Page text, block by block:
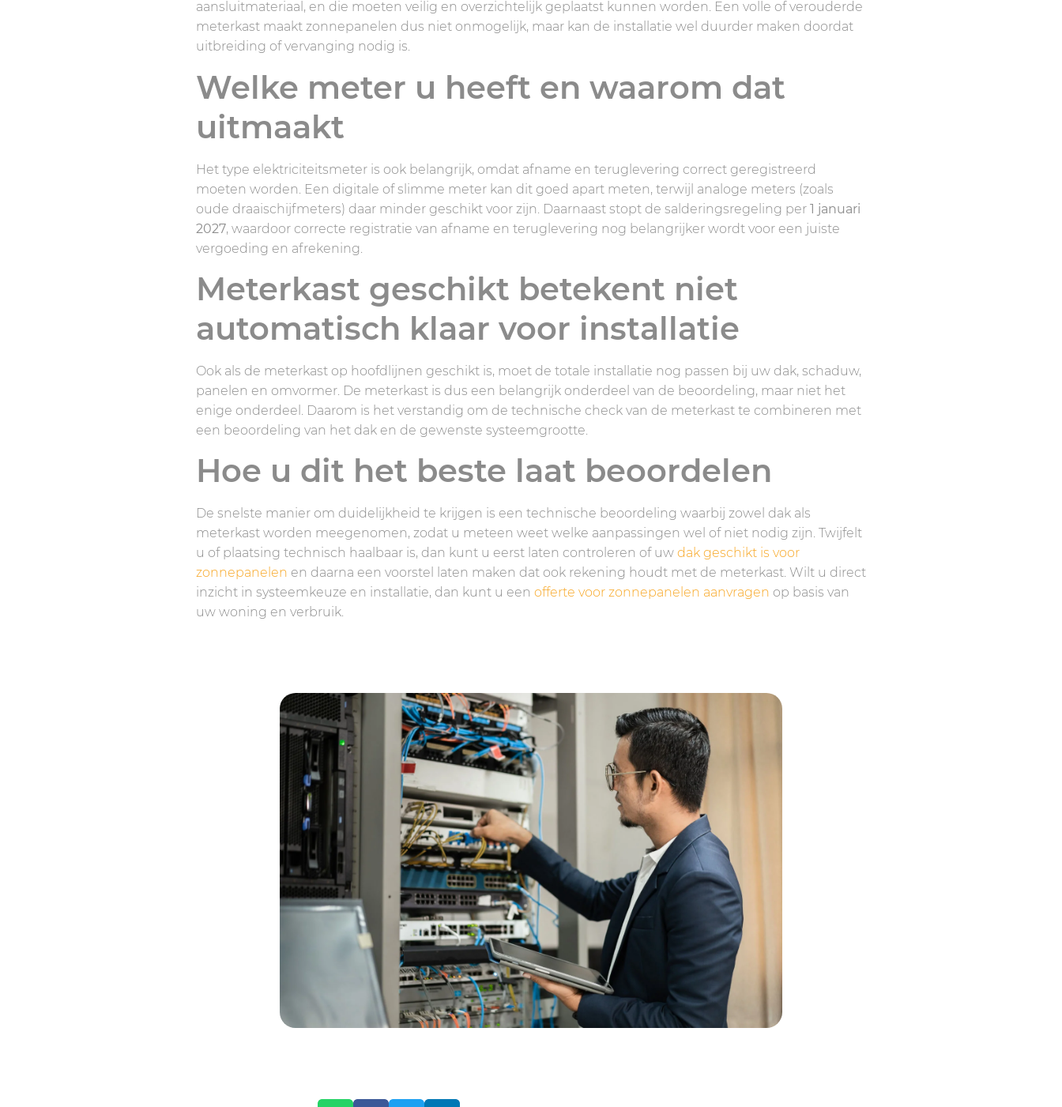
aansluitmateriaal, en die moeten veilig en overzichtelijk geplaatst kunnen worden. Een volle of verouderde
meterkast maakt zonnepanelen dus niet onmogelijk, maar kan de installatie wel duurder maken doordat
uitbreiding of vervanging nodig is.
Welke meter u heeft en waarom dat
uitmaakt
Het type elektriciteitsmeter is ook belangrijk, omdat afname en teruglevering correct geregistreerd
moeten worden. Een digitale of slimme meter kan dit goed apart meten, terwijl analoge meters (zoals
oude draaischijfmeters) daar minder geschikt voor zijn. Daarnaast stopt de salderingsregeling per 1 januari
2027, waardoor correcte registratie van afname en teruglevering nog belangrijker wordt voor een juiste
vergoeding en afrekening.
Meterkast geschikt betekent niet
automatisch klaar voor installatie
Ook als de meterkast op hoofdlijnen geschikt is, moet de totale installatie nog passen bij uw dak, schaduw,
panelen en omvormer. De meterkast is dus een belangrijk onderdeel van de beoordeling, maar niet het
enige onderdeel. Daarom is het verstandig om de technische check van de meterkast te combineren met
een beoordeling van het dak en de gewenste systeemgrootte.
Hoe u dit het beste laat beoordelen
De snelste manier om duidelijkheid te krijgen is een technische beoordeling waarbij zowel dak als
meterkast worden meegenomen, zodat u meteen weet welke aanpassingen wel of niet nodig zijn. Twijfelt
u of plaatsing technisch haalbaar is, dan kunt u eerst laten controleren of uw dak geschikt is voor
zonnepanelen en daarna een voorstel laten maken dat ook rekening houdt met de meterkast. Wilt u direct
inzicht in systeemkeuze en installatie, dan kunt u een offerte voor zonnepanelen aanvragen op basis van
uw woning en verbruik.